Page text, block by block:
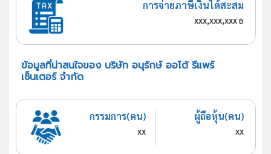
การจ่ายภาษีเงินได้สะสม
xxx,xxx,xxx฿
ข้อมูลที่น่าสนใจของ บริษัท อนุรักษ์ ออโต้ รีแพร์
เซ็นเตอร์ จำกัด
กรรมการ(คน)
xx
ผู้ถือหุ้น(คน)
xx